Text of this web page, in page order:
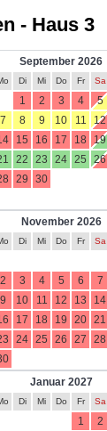
- Haus 3
September 2026
Di Mi Do Fr Sa
1 2 3 4 5
7
8 9 10 11 12
15 16 17 18 19
22 23 24 25 26
29 30
November 2026
Di Mi Do Fr Sa
2
3 4 5 6 7
9
10 11 12 13 14
17 18 19 20 21
24 25 26 27 28
Januar 2027
Di Mi Do Fr Sa
1 2